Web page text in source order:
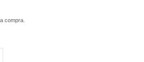
compra.